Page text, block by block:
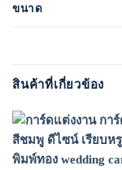
ขนาด
สินค้าที่เกี่ยวข้อง